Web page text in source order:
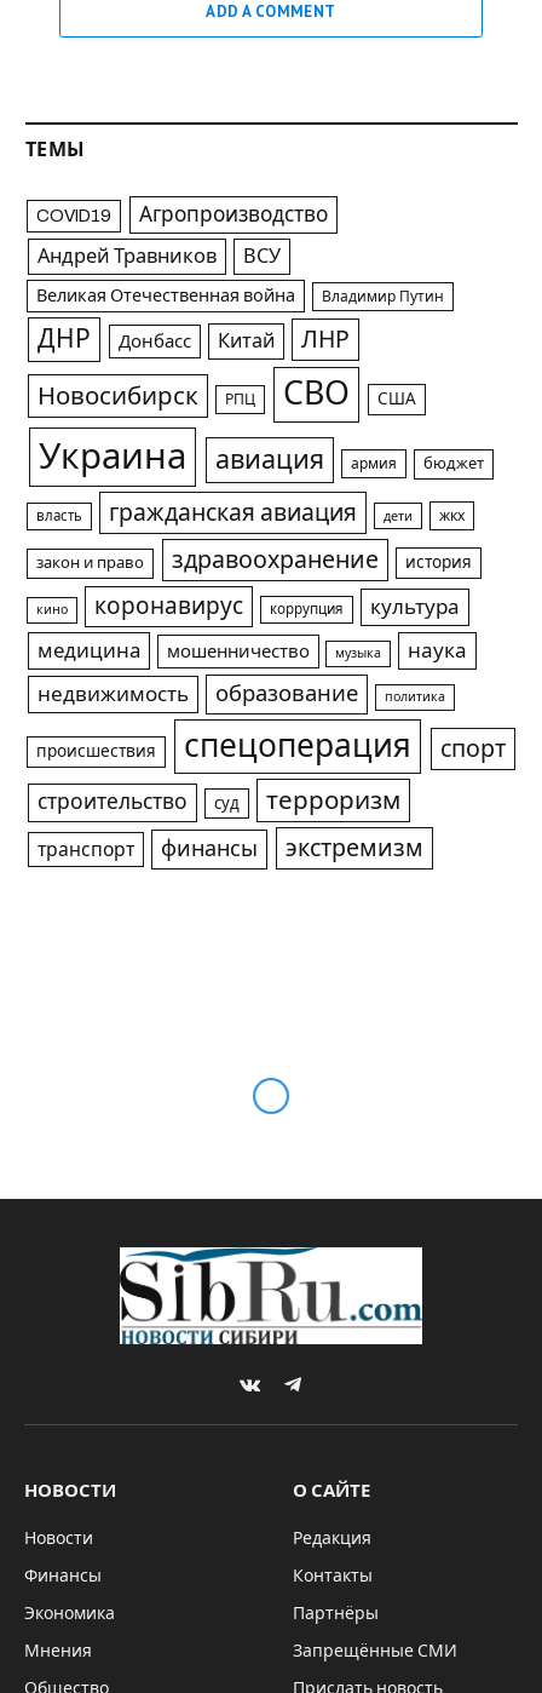
ADD A COMMENT
ТЕМЫ
COVID19 Агропроизводство
Андрей Травников ВСУ
Великая Отечественная война Владимир Путин
ДНР Донбасс Китай ЛНР
Новосибирск РПЦ СВО США
Украина авиация армия бюджет
власть гражданская авиация дети жкх
закон и право здравоохранение история
кино коронавирус коррупция
культура
медицина
мошенничество музыка
наука
недвижимость
образование политика
происшествия спецоперация спорт
строительство суд терроризм
транспорт финансы экстремизм
VKontakteTelegram
НОВОСТИ
Новости
Финансы
Экономика
Мнения
Общество
О САЙТЕ
Редакция
Контакты
Партнёры
Запрещённые СМИ
Прислать новость